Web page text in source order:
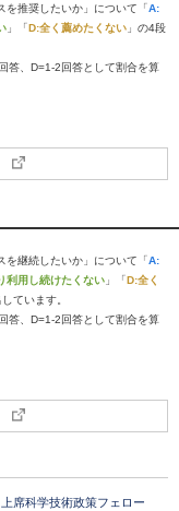
を推奨したいか」について「A:
」「D:全く薦めたくない 」の4段
答、D=1-2回答として割合を算
を継続したいか」について「A:
利用し続けたくない 」「D:全く
ています。
答、D=1-2回答として割合を算
席科学技術政策フェロー